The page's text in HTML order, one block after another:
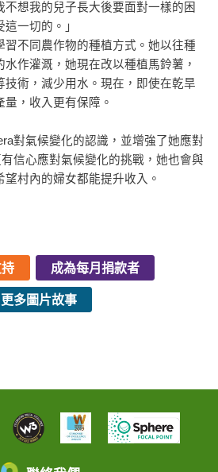
想我的兒子長大後要面對一樣的困
一切的。」
習不同農作物的種植方式。她以往種
作灌溉，她現在改以種植馬鈴薯，
技術，減少用水。現在，即使在乾旱
，收入更有保障。
對氣候變化的認識，並增強了她應對
信心應對氣候變化的挑戰，她也會與
村內的婦女都能提升收入。
成為每月捐款者
更多圖片故事